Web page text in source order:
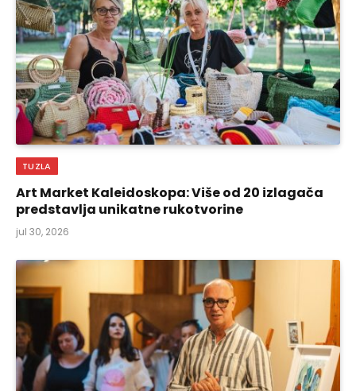
TUZLA
Art Market Kaleidoskopa: Više od 20 izlagača
predstavlja unikatne rukotvorine
jul 30, 2026